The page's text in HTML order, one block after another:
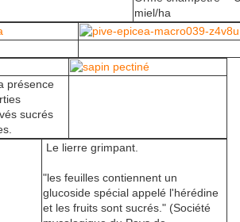
miel/ha
présence
sucrés
Le lierre grimpant.
"les feuilles contiennent un
glucoside spécial appelé l'hérédine
et les fruits sont sucrés." (Société